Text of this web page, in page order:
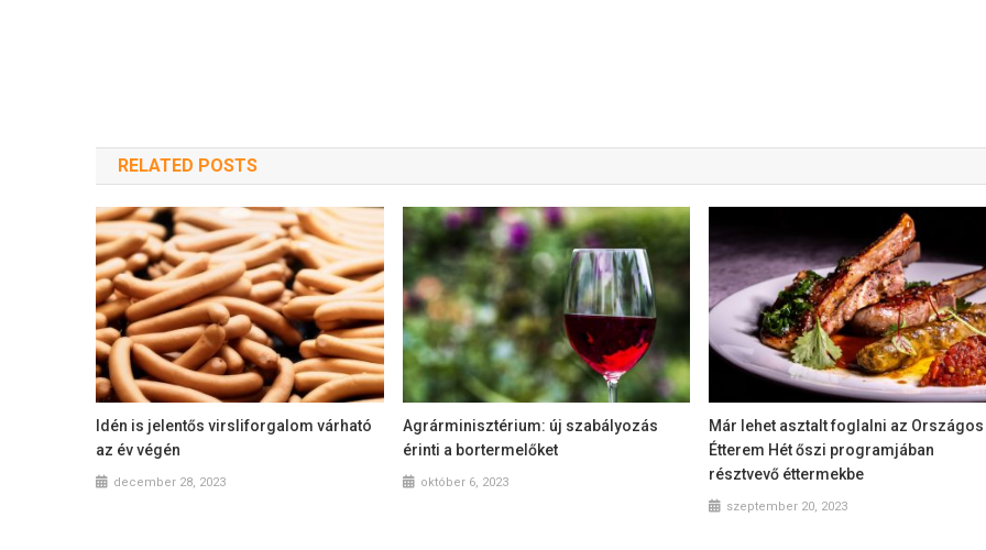
RELATED POSTS
Idén is jelentős virsliforgalom várható
az év végén
december 28, 2023
Agrárminisztérium: új szabályozás
érinti a bortermelőket
október 6, 2023
Már lehet asztalt foglalni az Országos
Étterem Hét őszi programjában
résztvevő éttermekbe
szeptember 20, 2023